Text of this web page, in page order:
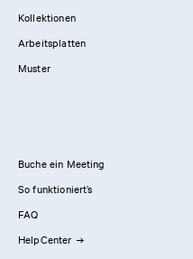
Kollektionen
Arbeitsplatten
Muster
Buche ein Meeting
So funktioniert’s
FAQ
HelpCenter